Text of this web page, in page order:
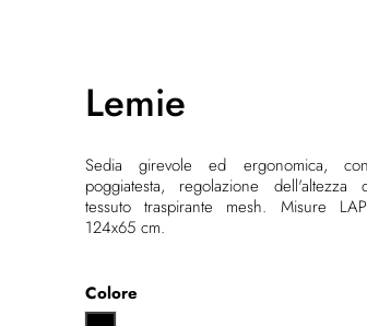
Lemie
Sedia girevole ed ergonomica,
poggiatesta, regolazione
tessuto traspirante mesh. Misure
124x65 cm.
Colore